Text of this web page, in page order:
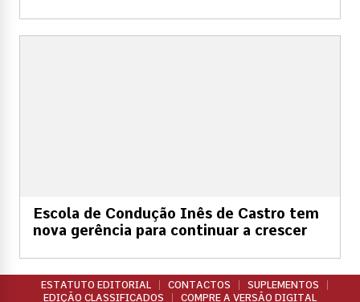
Escola de Condução Inês de Castro tem
nova gerência para continuar a crescer
ESTATUTO EDITORIAL CONTACTOS
SUPLEMENTOS
EDIÇÃO CLASSIFICADOS
COMPRE A VERSÃO DIGITAL